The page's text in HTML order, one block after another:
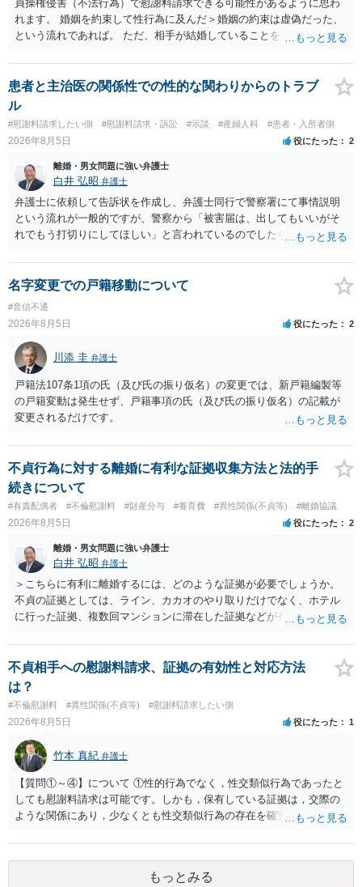
貞操権侵害（不法行為）で慰謝料請求できる可能性があるように思わ
れます。 婚姻を約束して性行為に及んだ＞婚姻の約束は虚偽だった、
という流れであれば。 ただ、相手が結婚していることを知って行為に
性も認められそうですので、あまり慰謝料は高額にならないように思
われます。 一度、最寄りの弁護士に相談してみてください。
患者と主治医の関係性での性的な関わりからのトラブ
ル
#慰謝料請求したい側 #慰謝料請求・訴訟 #示談 #産婦人科 #患者・入所者側
2026年8月5日 役にたった 2
離婚・男女問題に強い弁護士
白井 弘昭 弁護士
弁護士に依頼して告訴状を作成し、弁護士同行で警察署にて事情説明
という流れが一般的ですが、警察から「被害届は、出してもいいがそ
れでもう打切りにしてほしい」と言われているのでしたら、あまり結
検察庁に訴えるのもありかもしれないですが、実際に捜査をするの
は、結局所轄だと思われますので、やはり結論は変わらないかもしれ
ないです。 一度、最寄りの「刑事に強い」とうたっている弁護士に相
談してみてはいかがでしょうか。 以上、ご参考まで。
名字変更での戸籍移動について
#音信不通
2026年8月5日 役にたった 2
川添 圭 弁護士
戸籍法107条1項の氏（及び氏の振り仮名）の変更では、新戸籍編製等
の戸籍変動は発生せず、戸籍事項の氏（及び氏の振り仮名）の記載が
変更されるだけです。
不貞行為に対する離婚に有利な証拠収集方法と法的手
続きについて
#有責配偶者 #不倫慰謝料 #財産分与 #養育費 #異性関係(不貞等) #離婚協議
2026年8月5日 役にたった 2
離婚・男女問題に強い弁護士
白井 弘昭 弁護士
＞こちらに有利に離婚するには、どのような証拠が必要でしょうか。
不貞の証拠としては、ライン、カカオのやり取りだけでなく、ホテル
に行った証拠、複数回マンションに滞在した証拠などが有効です。 不
婚する、慰謝料をとるなど）ことができると思われます。 ただし、不
貞発覚後、長期間同居を続けると、不貞を許したとの評価につながる
場合がありますので、ご注意ください。 以上、ご参考まで。
不貞相手への慰謝料請求、証拠の有効性と対応方法
は？
#不倫慰謝料 #異性関係(不貞等) #慰謝料請求したい側
2026年8月5日 役にたった 1
竹本 真紀 弁護士
【質問①～④】について ①性的行為でなく，性交類似行為であったと
しても慰謝料請求は可能です。しかも，保有している証拠は，交際の
ような関係にあり，少なくとも性交類似行為の存在を確実に証明でき
ことを窺わせるものです。）。ですから，慰謝料請求を進めることで
よいと思います。 ただ．慰謝料額については，婚姻破綻に至っていな
いとして，この点を考慮されることになるかもしれません。 ②夫との
もっとみる